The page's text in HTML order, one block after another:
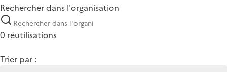
Rechercher dans l'organisation
0 réutilisations
Trier par :